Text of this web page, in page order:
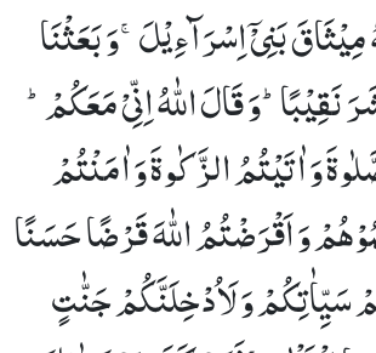
مِیْثَاقَ بَنِیْۤ اِسْرَآءِیْلَۚ-وَ بَعَثْنَا
نَقِیْبًاؕ-وَ قَالَ اللّٰهُ اِنِّیْ مَعَكُمْؕ-
وَ اٰتَیْتُمُ الزَّكٰوةَ وَ اٰمَنْتُمْ
وَ اَقْرَضْتُمُ اللّٰهَ قَرْضًا حَسَنًا
سَیِّاٰتِكُمْ وَ لَاُدْخِلَنَّكُمْ جَنّٰتٍ